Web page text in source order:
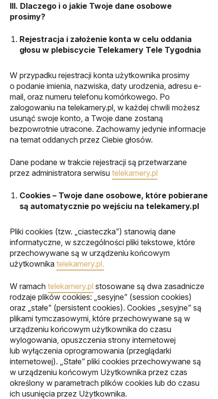
III. Dlaczego i o jakie Twoje dane osobowe
prosimy?
Rejestracja i założenie konta w celu oddania
głosu w plebiscycie Telekamery Tele Tygodnia
W przypadku rejestracji konta użytkownika prosimy
o podanie imienia, nazwiska, daty urodzenia, adresu e-
mail, oraz numeru telefonu komórkowego. Po
zalogowaniu na telekamery.pl, w każdej chwili możesz
usunąć swoje konto, a Twoje dane zostaną
bezpowrotnie utracone. Zachowamy jedynie informacje
na temat oddanych przez Ciebie głosów.
Dane podane w trakcie rejestracji są przetwarzane
przez administratora serwisu telekamery.pl
Cookies – Twoje dane osobowe, które pobierane
są automatycznie po wejściu na telekamery.pl
Pliki cookies (tzw. „ciasteczka”) stanowią dane
informatyczne, w szczególności pliki tekstowe, które
przechowywane są w urządzeniu końcowym
użytkownika telekamery.pl.
W ramach telekamery.pl stosowane są dwa zasadnicze
rodzaje plików cookies: „sesyjne” (session cookies)
oraz „stałe” (persistent cookies). Cookies „sesyjne” są
plikami tymczasowymi, które przechowywane są w
urządzeniu końcowym użytkownika do czasu
wylogowania, opuszczenia strony internetowej
lub wyłączenia oprogramowania (przeglądarki
internetowej). „Stałe” pliki cookies przechowywane są
w urządzeniu końcowym Użytkownika przez czas
określony w parametrach plików cookies lub do czasu
ich usunięcia przez Użytkownika.